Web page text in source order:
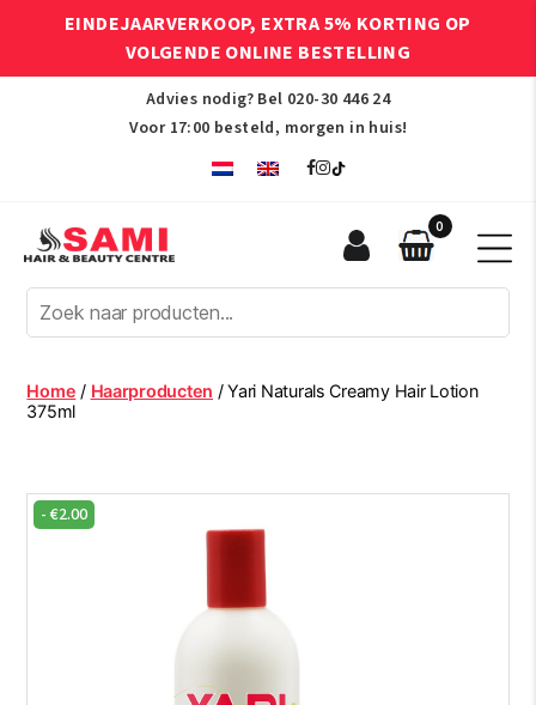
EINDEJAARVERKOOP, EXTRA 5% KORTING OP
VOLGENDE ONLINE BESTELLING
Advies nodig? Bel 020-30 446 24
Voor 17:00 besteld, morgen in huis!
Afro
Hair
Beauty
Centre
0
Home / Haarproducten / Yari Naturals Creamy Hair Lotion
375ml
-€2.00